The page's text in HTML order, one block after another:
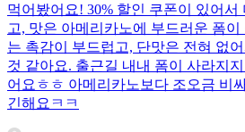
먹어봤어요! 30% 할인 쿠폰이 있어서
고, 맛은 아메리카노에 부드러운 폼
는 촉감이 부드럽고, 단맛은 전혀 없
것 같아요. 출근길 내내 폼이 사라지
어요ㅎㅎ 아메리카노보다 조오금 비
긴해요ㅋㅋ